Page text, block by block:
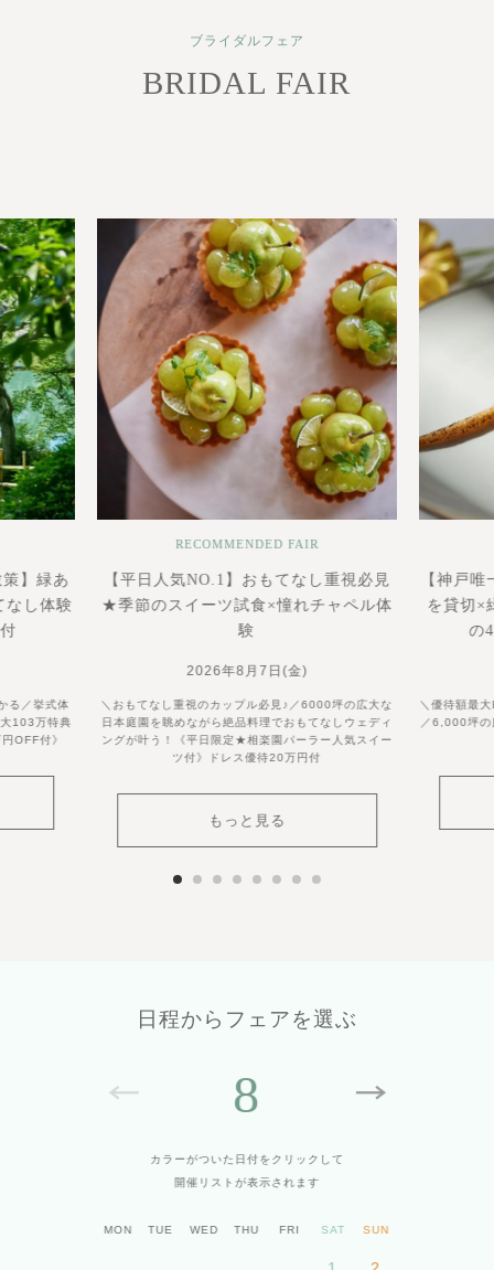
ブライダルフェア
BRIDAL FAIR
】緑あ
なし体験
る／挙式体
103万特典
OFF付》
RECOMMENDED FAIR
【平日人気NO.1】おもてなし重視必見
★季節のスイーツ試食×憧れチャペル体
験
2026年8月7日(金)
＼おもてなし重視のカップル必見♪／6000坪の広大な
日本庭園を眺めながら絶品料理でおもてなしウェディ
ングが叶う！《平日限定★相楽園パーラー人気スイー
ツ付》ドレス優待20万円付
もっと見る
【神戸
を貸切×
の
＼優待額最
／6,000坪の
日程からフェアを選ぶ
8
カラーがついた日付をクリックして
開催リストが表示されます
MON TUE WED THU FRI SAT SUN